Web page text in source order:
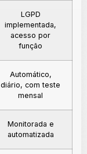
LGPD
implementada,
acesso por
função
Automático,
diário, com teste
mensal
Monitorada e
automatizada